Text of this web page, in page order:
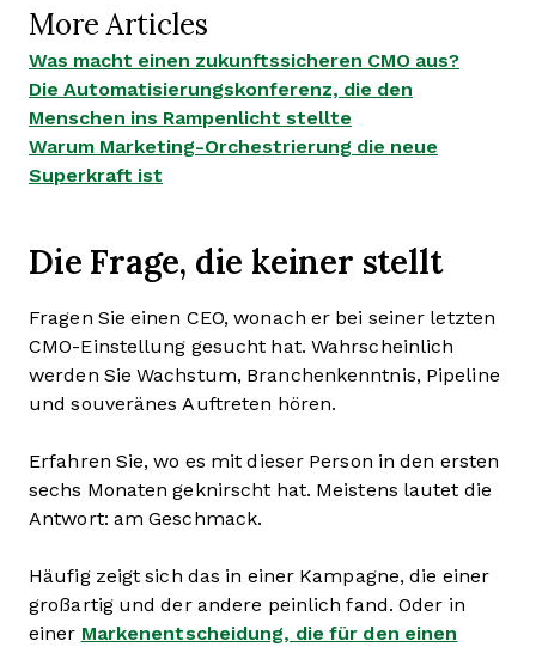
More Articles
Was macht einen zukunftssicheren CMO aus?
Die Automatisierungskonferenz, die den
Menschen ins Rampenlicht stellte
Warum Marketing-Orchestrierung die neue
Superkraft ist
Die Frage, die keiner stellt
Fragen Sie einen CEO, wonach er bei seiner letzten
CMO-Einstellung gesucht hat. Wahrscheinlich
werden Sie Wachstum, Branchenkenntnis, Pipeline
und souveränes Auftreten hören.
Erfahren Sie, wo es mit dieser Person in den ersten
sechs Monaten geknirscht hat. Meistens lautet die
Antwort: am Geschmack.
Häufig zeigt sich das in einer Kampagne, die einer
großartig und der andere peinlich fand. Oder in
einer Markenentscheidung, die für den einen